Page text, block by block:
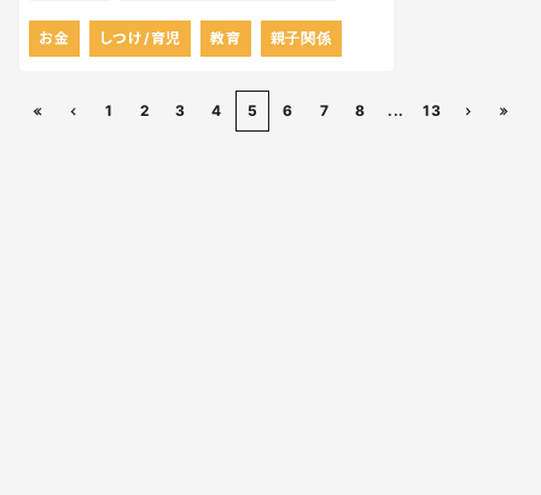
お金 しつけ/育児 教育 親子関係
1 2 3 4 5 6 7 8 ... 13